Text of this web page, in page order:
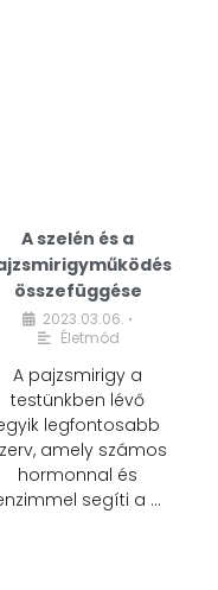
A szelén és a
összefüggése
2023.03.06. •
Életmód
A pajzsmirigy a
testünkben lévő
legfontosabb
amely számos
hormonnal és
segíti a …